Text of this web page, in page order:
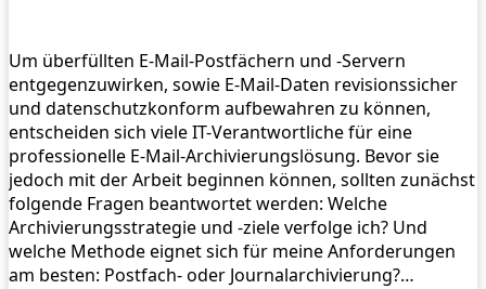
Um überfüllten E-Mail-Postfächern und -Servern
entgegenzuwirken, sowie E-Mail-Daten revisionssicher
und datenschutzkonform aufbewahren zu können,
entscheiden sich viele IT-Verantwortliche für eine
professionelle E-Mail-Archivierungslösung. Bevor sie
jedoch mit der Arbeit beginnen können, sollten zunächst
folgende Fragen beantwortet werden: Welche
Archivierungsstrategie und -ziele verfolge ich? Und
welche Methode eignet sich für meine Anforderungen
am besten: Postfach- oder Journalarchivierung?…